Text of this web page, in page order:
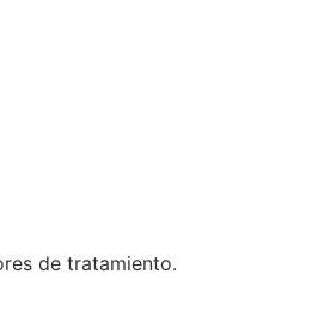
de tratamiento.